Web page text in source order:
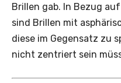
Brillen gab. In Bezug
sind Brillen mit
diese im Gegensatz zu
nicht zentriert sein